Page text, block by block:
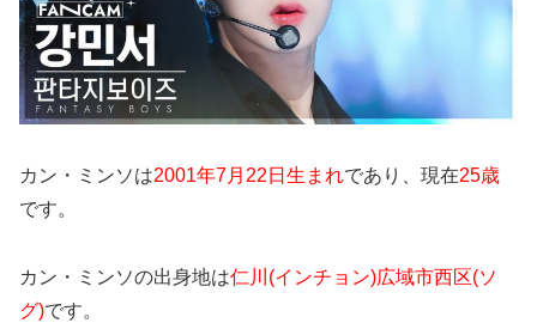
カン・ミンソは2001年7月22日生まれであり、現在25歳
です。
カン・ミンソの出身地は仁川(インチョン)広域市西区(ソ
グ)です。